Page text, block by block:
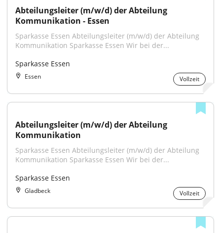
Abteilungsleiter (m/w/d) der Abteilung
Kommunikation - Essen
Sparkasse Essen Abteilungsleiter (m/w/d) der Abteilung
Kommunikation Sparkasse Essen Wir bei der...
Sparkasse Essen
Essen Vollzeit
Abteilungsleiter (m/w/d) der Abteilung
Kommunikation
Sparkasse Essen Abteilungsleiter (m/w/d) der Abteilung
Kommunikation Sparkasse Essen Wir bei der...
Sparkasse Essen
Gladbeck Vollzeit